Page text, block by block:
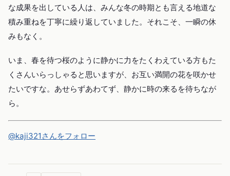
な成果を出している人は、みんな冬の時期とも言える地道な
積み重ねを丁寧に繰り返していました。それこそ、一瞬の休
みもなく。
いま、春を待つ桜のように静かに力をたくわえている方もた
くさんいらっしゃると思いますが、お互い満開の花を咲かせ
たいですな。あせらずあわてず、静かに時の来るを待ちなが
ら。
@kaji321さんをフォロー